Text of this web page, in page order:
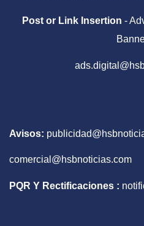
Post or Link Insertion -
Avisos:
comercial@hsbnoticias.com
PQR Y Rectificaciones :